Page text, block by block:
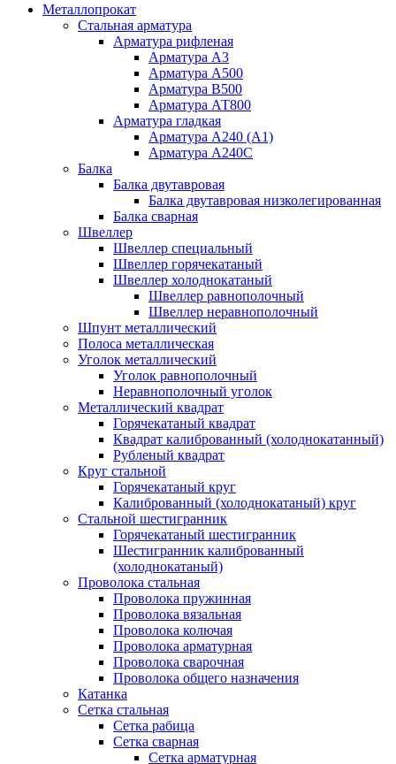
Металлопрокат
Стальная арматура
Арматура рифленая
Арматура А3
Арматура А500
Арматура В500
Арматура АТ800
Арматура гладкая
Арматура А240 (А1)
Арматура А240С
Балка
Балка двутавровая
Балка двутавровая низколегированная
Балка сварная
Швеллер
Швеллер специальный
Швеллер горячекатаный
Швеллер холоднокатаный
Швеллер равнополочный
Швеллер неравнополочный
Шпунт металлический
Полоса металлическая
Уголок металлический
Уголок равнополочный
Неравнополочный уголок
Металлический квадрат
Горячекатаный квадрат
Квадрат калиброванный (холоднокатанный)
Рубленый квадрат
Круг стальной
Горячекатаный круг
Калиброванный (холоднокатаный) круг
Стальной шестигранник
Горячекатаный шестигранник
Шестигранник калиброванный
(холоднокатаный)
Проволока стальная
Проволока пружинная
Проволока вязальная
Проволока колючая
Проволока арматурная
Проволока сварочная
Проволока общего назначения
Катанка
Сетка стальная
Сетка рабица
Сетка сварная
Сетка арматурная